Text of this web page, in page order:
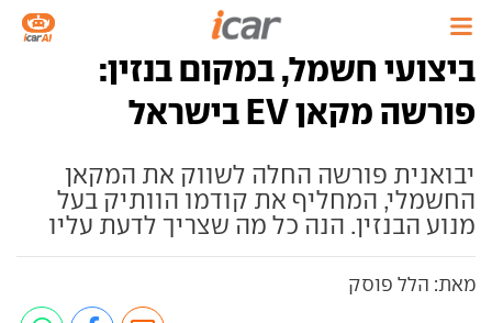
ביצועי חשמל, במקום בנזין:
פורשה מקאן EV בישראל
יבואנית פורשה החלה לשווק את המקאן
החשמלי, המחליף את קודמו הוותיק בעל
מנוע הבנזין. הנה כל מה שצריך לדעת עליו
מאת: הלל פוסק